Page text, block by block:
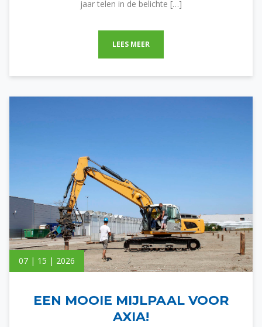
jaar telen in de belichte […]
LEES MEER
07 | 15 | 2026
EEN MOOIE MIJLPAAL VOOR
AXIA!